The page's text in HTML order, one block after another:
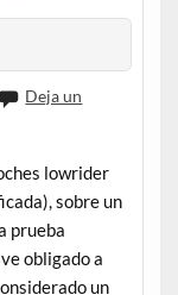
Deja un
lowrider
sobre un
prueba
obligado a
un